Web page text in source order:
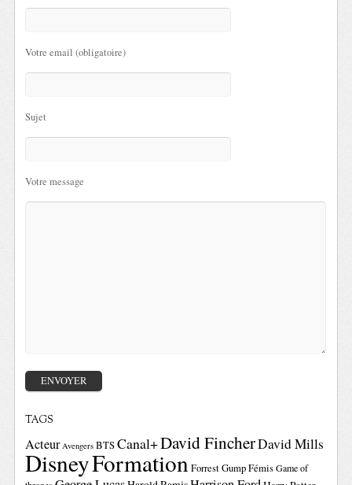
Votre email (obligatoire)
Sujet
Votre message
TAGS
Acteur Avengers BTSCanal+David FincherDavid Mills
DisneyFormationForrest GumpFémis Game of